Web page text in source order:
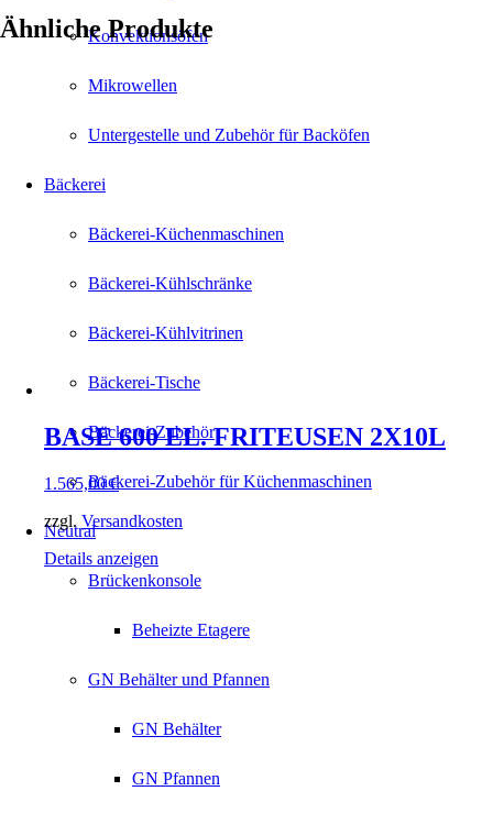
Konvektionsöfen
Mikrowellen
Untergestelle und Zubehör für Backöfen
Bäckerei
Bäckerei-Küchenmaschinen
Bäckerei-Kühlschränke
Bäckerei-Kühlvitrinen
Bäckerei-Tische
Bäckerei-Zubehör
Bäckerei-Zubehör für Küchenmaschinen
Neutral
Brückenkonsole
Beheizte Etagere
GN Behälter und Pfannen
GN Behälter
GN Pfannen
Ähnliche Produkte
BASE 600 EL. FRITEUSEN 2X10L
1.565,00€
zzgl. Versandkosten
Details anzeigen